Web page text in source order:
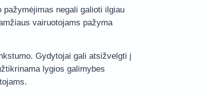
negali galioti ilgiau
vairuotojams pažyma
Gydytojai gali atsižvelgti į
lygios galimybes